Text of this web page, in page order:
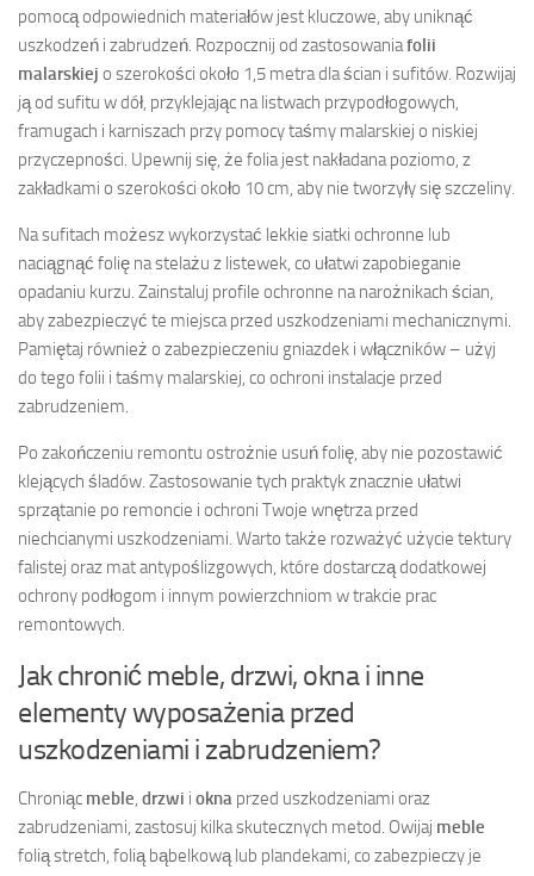
pomocą odpowiednich materiałów jest kluczowe, aby uniknąć
uszkodzeń i zabrudzeń. Rozpocznij od zastosowaniafolii
malarskiej o szerokości około 1,5 metra dla ścian i sufitów. Rozwijaj
ją od sufitu w dół, przyklejając na listwach przypodłogowych,
framugach i karniszach przy pomocy taśmy malarskiej o niskiej
przyczepności. Upewnij się, że folia jest nakładana poziomo, z
zakładkami o szerokości około 10 cm, aby nie tworzyły się szczeliny.
Na sufitach możesz wykorzystać lekkie siatki ochronne lub
naciągnąć folię na stelażu z listewek, co ułatwi zapobieganie
opadaniu kurzu. Zainstaluj profile ochronne na narożnikach ścian,
aby zabezpieczyć te miejsca przed uszkodzeniami mechanicznymi.
Pamiętaj również o zabezpieczeniu gniazdek i włączników – użyj
do tego folii i taśmy malarskiej, co ochroni instalacje przed
zabrudzeniem.
Po zakończeniu remontu ostrożnie usuń folię, aby nie pozostawić
klejących śladów. Zastosowanie tych praktyk znacznie ułatwi
sprzątanie po remoncie i ochroni Twoje wnętrza przed
niechcianymi uszkodzeniami. Warto także rozważyć użycie tektury
falistej oraz mat antypoślizgowych, które dostarczą dodatkowej
ochrony podłogom i innym powierzchniom w trakcie prac
remontowych.
Jak chronić meble, drzwi, okna i inne
elementy wyposażenia przed
uszkodzeniami i zabrudzeniem?
Chroniąc meble drzwi i okna przed uszkodzeniami oraz
zabrudzeniami, zastosuj kilka skutecznych metod. Owijaj meble
folią stretch, folią bąbelkową lub plandekami, co zabezpieczy je